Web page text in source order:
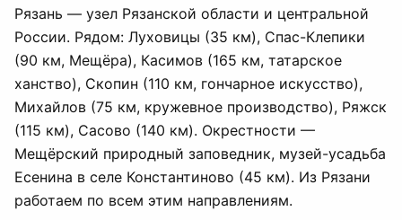
Рязань — узел Рязанской области и центральной
России. Рядом: Луховицы (35 км), Спас-Клепики
(90 км, Мещёра), Касимов (165 км, татарское
ханство), Скопин (110 км, гончарное искусство),
Михайлов (75 км, кружевное производство), Ряжск
(115 км), Сасово (140 км). Окрестности —
Мещёрский природный заповедник, музей-усадьба
Есенина в селе Константиново (45 км). Из Рязани
работаем по всем этим направлениям.